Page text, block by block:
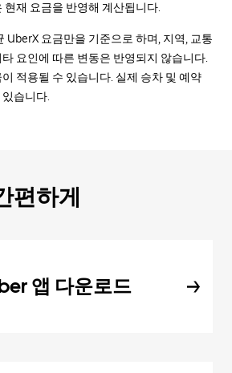
현재 요금을 반영해 계산됩니다.
UberX 요금만을 기준으로 하며, 지역, 교통
요인에 따른 변동은 반영되지 않습니다.
적용될 수 있습니다. 실제 승차 및 예약
습니다.
편하게
앱 다운로드